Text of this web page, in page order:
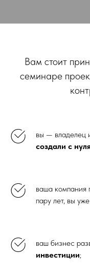
Вам стоит
семинаре
вы — владелец
создали с
ваша компания
пару лет, вы уже
ваш бизнес
инвестиции;